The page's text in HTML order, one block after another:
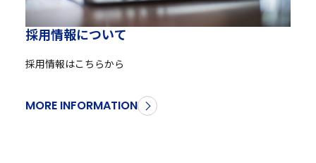
採用情報について
採用情報はこちらから
MORE INFORMATION